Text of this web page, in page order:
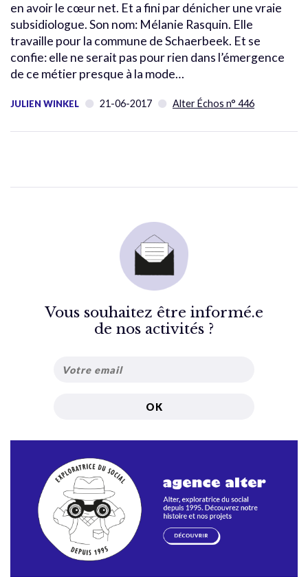
en avoir le cœur net. Et a fini par dénicher une vraie
subsidiologue. Son nom: Mélanie Rasquin. Elle
travaille pour la commune de Schaerbeek. Et se
confie: elle ne serait pas pour rien dans l’émergence
de ce métier presque à la mode…
JULIEN WINKEL 21-06-2017 Alter Échos n° 446
Vous souhaitez être informé.e
de nos activités ?